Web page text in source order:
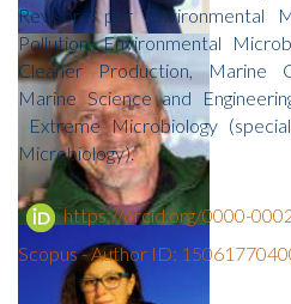
Revisore per Environmental
Pollution, Environmental
Cleaner Production, Marine
Marine Science and
Extreme Microbiology
Microbiology).
https://orcid.org/0000-
Scopus - Author ID: